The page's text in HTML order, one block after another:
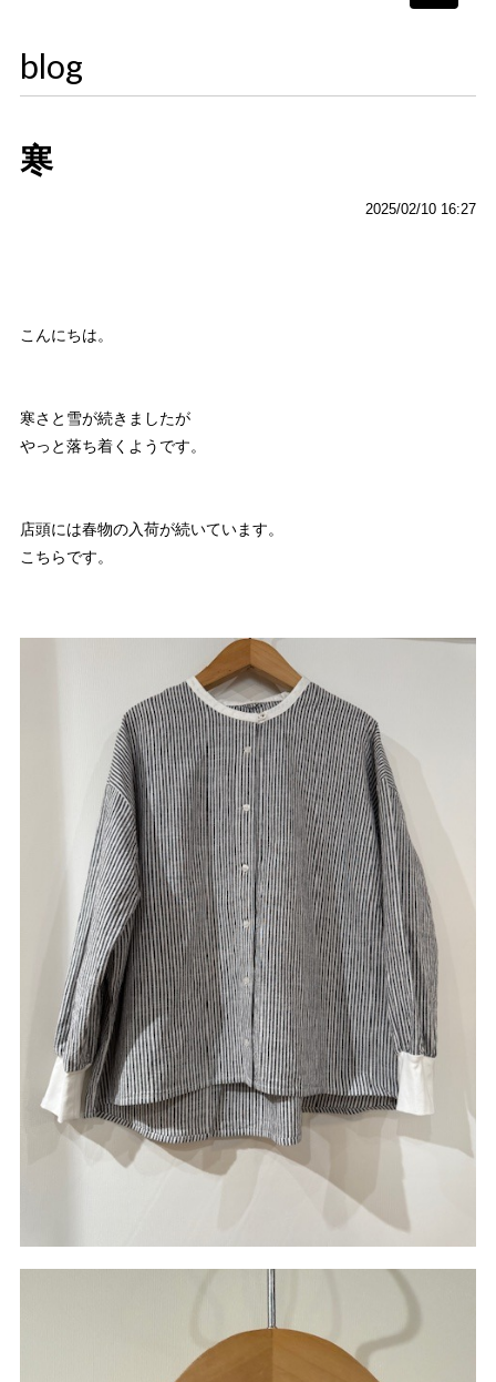
blog
寒
2025/02/10 16:27
こんにちは。
寒さと雪が続きましたが
やっと落ち着くようです。
店頭には春物の入荷が続いています。
こちらです。